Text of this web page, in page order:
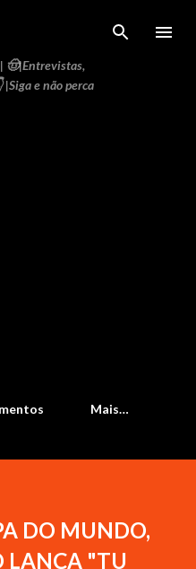
principal
🤠|Entrevistas,
e não perca
Mais…
DO MUNDO,
LANÇA "TU